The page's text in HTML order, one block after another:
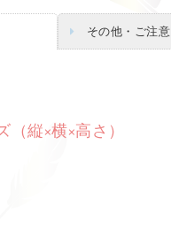
その他・ご注意
（縦×横×高さ）